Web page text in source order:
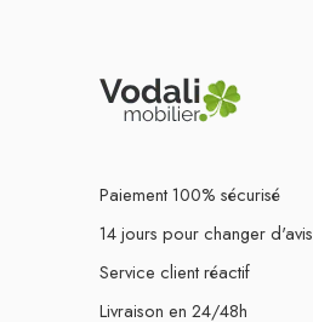
Paiement 100% sécurisé
14 jours pour changer d'avis
Service client réactif
Livraison en 24/48h